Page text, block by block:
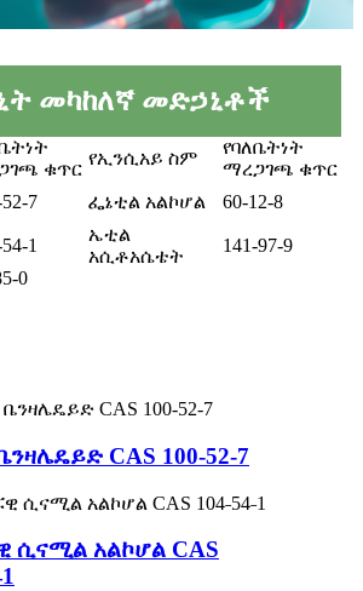
መካከለኛ መድኃኒቶች
ቁጥር
የኢንሲአይ ስም
የባለቤትነት
ማረጋገጫ ቁጥር
7 ፌኔቲል አልኮሆል
60-12-8
1
ኤቲል
አሲቶአሴቴት
141-97-9
0
CAS 100-52-7
ሲናሚል አልኮሆል CAS